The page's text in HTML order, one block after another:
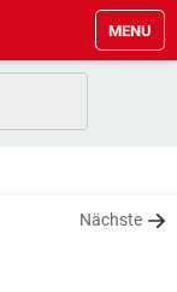
MENU
Nächste